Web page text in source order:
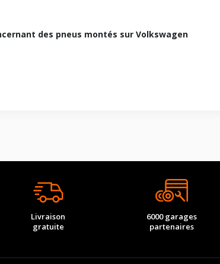
des pneus montés sur Volkswagen
Livraison
gratuite
6000 garages
partenaires